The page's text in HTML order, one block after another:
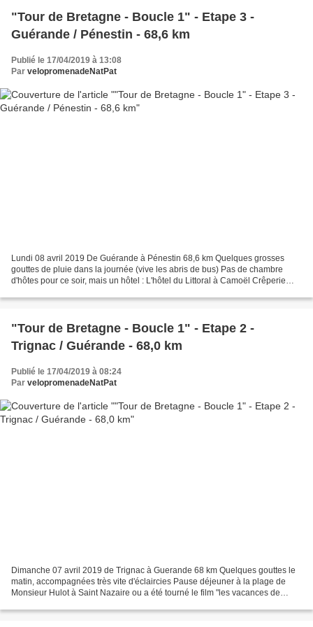
"Tour de Bretagne - Boucle 1" - Etape 3 -
Guérande / Pénestin - 68,6 km
Publié le 17/04/2019 à 13:08
Par velopromenadeNatPat
Lundi 08 avril 2019 De Guérande à Pénestin 68,6 km Quelques grosses
gouttes de pluie dans la journée (vive les abris de bus) Pas de chambre
d'hôtes pour ce soir, mais un hôtel : L'hôtel du Littoral à Camoël Crêperie
"Tour de Bretagne - Boucle 1" - Etape 2 -
Trignac / Guérande - 68,0 km
Publié le 17/04/2019 à 08:24
Par velopromenadeNatPat
Dimanche 07 avril 2019 de Trignac à Guerande 68 km Quelques gouttes le
matin, accompagnées très vite d'éclaircies Pause déjeuner à la plage de
Monsieur Hulot à Saint Nazaire ou a été tourné le film "les vacances de